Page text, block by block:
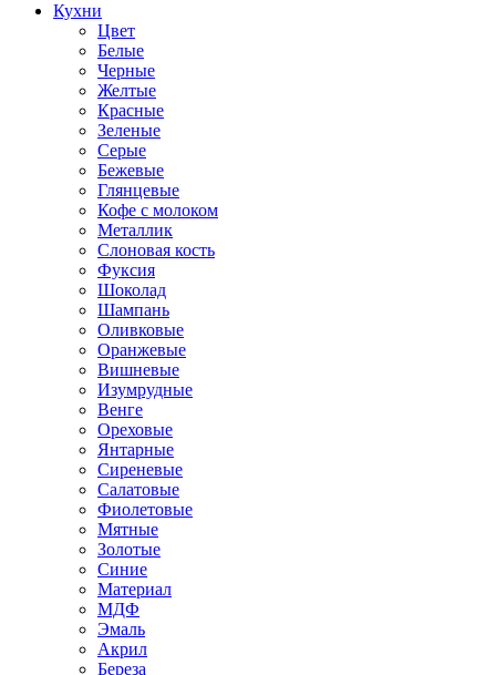
Кухни
Цвет
Белые
Черные
Желтые
Красные
Зеленые
Серые
Бежевые
Глянцевые
Кофе с молоком
Металлик
Слоновая кость
Фуксия
Шоколад
Шампань
Оливковые
Оранжевые
Вишневые
Изумрудные
Венге
Ореховые
Янтарные
Сиреневые
Салатовые
Фиолетовые
Мятные
Золотые
Синие
Материал
МДФ
Эмаль
Акрил
Береза